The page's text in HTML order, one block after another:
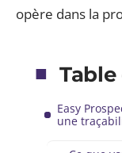
opère dans la
Easy
une